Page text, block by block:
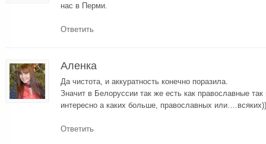
нас в Перми.
Ответить
Аленка
Да чистота, и аккуратность конечно поразила.
Значит в Белоруссии так же есть как православные
интересно а каких больше, православных или….всяких))
Ответить